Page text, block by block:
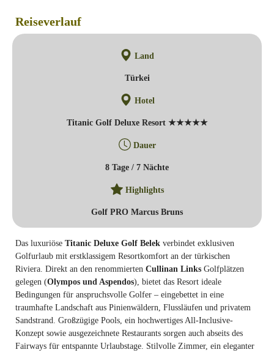
Reiseverlauf
Land
Türkei
Hotel
Titanic Golf Deluxe Resort ★★★★★
Dauer
8 Tage / 7 Nächte
Highlights
Golf PRO Marcus Bruns
Das luxuriöse Titanic Deluxe Golf Belek verbindet exklusiven
Golfurlaub mit erstklassigem Resortkomfort an der türkischen
Riviera. Direkt an den renommierten Cullinan Links Golfplätzen
gelegen (Olympos und Aspendos), bietet das Resort ideale
Bedingungen für anspruchsvolle Golfer – eingebettet in eine
traumhafte Landschaft aus Pinienwäldern, Flussläufen und privatem
Sandstrand. Großzügige Pools, ein hochwertiges All-Inclusive-
Konzept sowie ausgezeichnete Restaurants sorgen auch abseits des
Fairways für entspannte Urlaubstage. Stilvolle Zimmer, ein eleganter